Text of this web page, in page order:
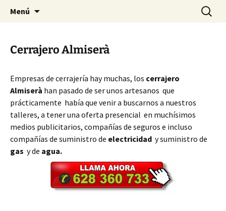
Cerrajeros Valencia – 628 360
733
Menú Buscar:
Cerrajero Almiserà
Empresas de cerrajería hay muchas, los cerrajero
Almiserà han pasado de ser unos artesanos que
prácticamente había que venir a buscarnos a nuestros
talleres, a tener una oferta presencial en muchísimos
medios publicitarios, compañías de seguros e incluso
compañías de suministro de electricidad y suministro de
gas y de agua.